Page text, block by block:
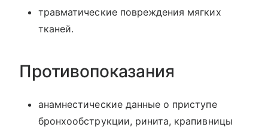
травматические повреждения мягких
тканей.
Противопоказания
анамнестические данные о приступе
бронхообструкции, ринита, крапивницы